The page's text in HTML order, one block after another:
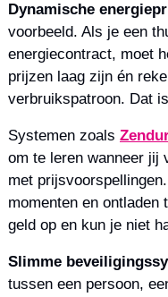
Dynamische
voorbeeld. Als je een
energiecontract, moet
prijzen laag zijn én
verbruikspatroon. Dat
Systemen zoals
om te leren wanneer jij
met
momenten en
geld op en kun je niet
Slimme
tussen een persoon,